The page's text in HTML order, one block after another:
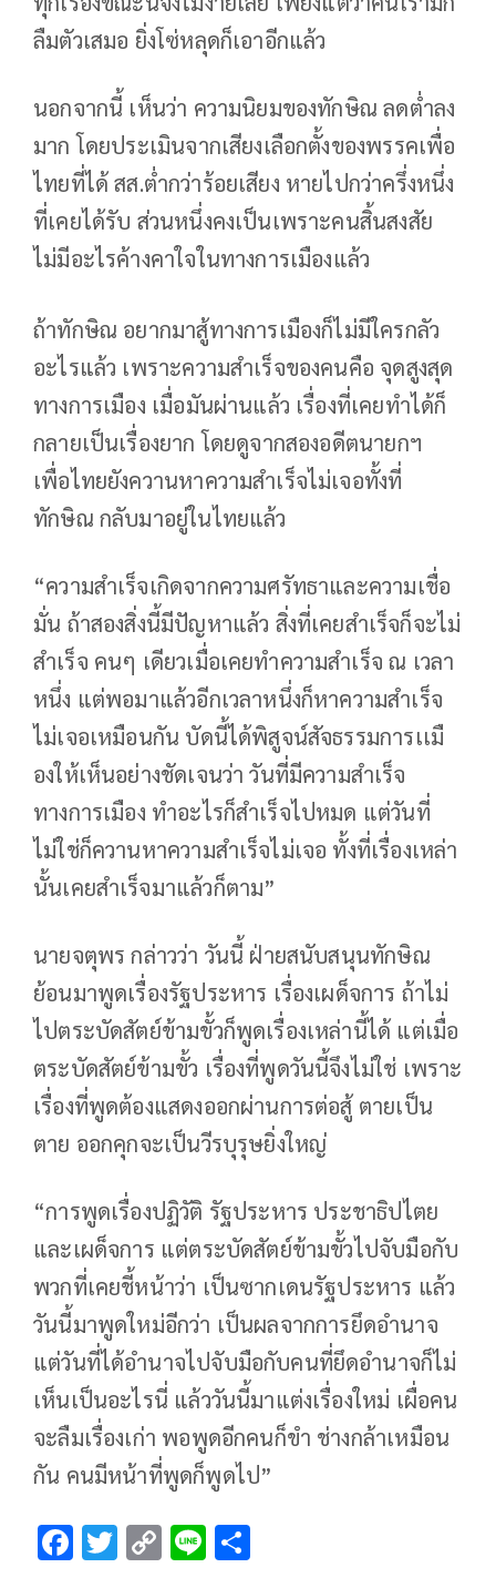
ลืมตัวเสมอ ยิ่งโซ่หลุดก็เอาอีกแล้ว
นอกจากนี้ เห็นว่า ความนิยมของทักษิณ ลดต่ำลง
มาก โดยประเมินจากเสียงเลือกตั้งของพรรคเพื่อ
ไทยที่ได้ สส.ต่ำกว่าร้อยเสียง หายไปกว่าครึ่งหนึ่ง
ที่เคยได้รับ ส่วนหนึ่งคงเป็นเพราะคนสิ้นสงสัย
ไม่มีอะไรค้างคาใจในทางการเมืองแล้ว
ถ้าทักษิณ อยากมาสู้ทางการเมืองก็ไม่มีใครกลัว
อะไรแล้ว เพราะความสำเร็จของคนคือ จุดสูงสุด
ทางการเมือง เมื่อมันผ่านแล้ว เรื่องที่เคยทำได้ก็
กลายเป็นเรื่องยาก โดยดูจากสองอดีตนายกฯ
เพื่อไทยยังควานหาความสำเร็จไม่เจอทั้งที่
ทักษิณ กลับมาอยู่ในไทยแล้ว
“ความสำเร็จเกิดจากความศรัทธาและความเชื่อ
มั่น ถ้าสองสิ่งนี้มีปัญหาแล้ว สิ่งที่เคยสำเร็จก็จะไม่
สำเร็จ คนๆ เดียวเมื่อเคยทำความสำเร็จ ณ เวลา
หนึ่ง แต่พอมาแล้วอีกเวลาหนึ่งก็หาความสำเร็จ
ไม่เจอเหมือนกัน บัดนี้ได้พิสูจน์สัจธรรมการเเมื
องให้เห็นอย่างชัดเจนว่า วันที่มีความสำเร็จ
ทางการเมือง ทำอะไรก็สำเร็จไปหมด แต่วันที่
ไม่ใช่ก็ควานหาความสำเร็จไม่เจอ ทั้งที่เรื่องเหล่า
นั้นเคยสำเร็จมาแล้วก็ตาม”
นายจตุพร กล่าวว่า วันนี้ ฝ่ายสนับสนุนทักษิณ
ย้อนมาพูดเรื่องรัฐประหาร เรื่องเผด็จการ ถ้าไม่
ไปตระบัดสัตย์ข้ามขั้วก็พูดเรื่องเหล่านี้ได้ แต่เมื่อ
ตระบัดสัตย์ข้ามขั้ว เรื่องที่พูดวันนี้จึงไม่ใช่ เพราะ
เรื่องที่พูดต้องแสดงออกผ่านการต่อสู้ ตายเป็น
ตาย ออกคุกจะเป็นวีรบุรุษยิ่งใหญ่
“การพูดเรื่องปฏิวัติ รัฐประหาร ประชาธิปไตย
และเผด็จการ แต่ตระบัดสัตย์ข้ามขั้วไปจับมือกับ
พวกที่เคยชี้หน้าว่า เป็นซากเดนรัฐประหาร แล้ว
วันนี้มาพูดใหม่อีกว่า เป็นผลจากการยึดอำนาจ
แต่วันที่ได้อำนาจไปจับมือกับคนที่ยึดอำนาจก็ไม่
เห็นเป็นอะไรนี่ แล้ววันนี้มาแต่งเรื่องใหม่ เผื่อคน
จะลืมเรื่องเก่า พอพูดอีกคนก็ขำ ช่างกล้าเหมือน
กัน คนมีหน้าที่พูดก็พูดไป”
F T C Li